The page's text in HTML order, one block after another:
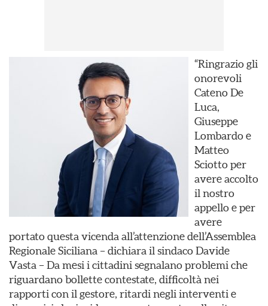
“Ringrazio gli
onorevoli
Cateno De
Luca,
Giuseppe
Lombardo e
Matteo
Sciotto per
avere accolto
il nostro
appello e per
avere
portato questa vicenda all’attenzione dell’Assemblea
Regionale Siciliana – dichiara il sindaco Davide
Vasta – Da mesi i cittadini segnalano problemi che
riguardano bollette contestate, difficoltà nei
rapporti con il gestore, ritardi negli interventi e